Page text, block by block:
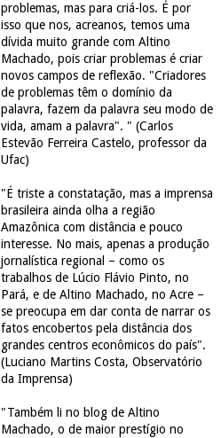
problemas, mas para criá-los. É por
isso que nos, acreanos, temos uma
dívida muito grande com Altino
Machado, pois criar problemas é criar
novos campos de reflexão. "Criadores
de problemas têm o domínio da
palavra, fazem da palavra seu modo de
vida, amam a palavra". " (Carlos
Estevão Ferreira Castelo, professor da
Ufac)
"É triste a constatação, mas a imprensa
brasileira ainda olha a região
Amazônica com distância e pouco
interesse. No mais, apenas a produção
jornalística regional – como os
trabalhos de Lúcio Flávio Pinto, no
Pará, e de Altino Machado, no Acre –
se preocupa em dar conta de narrar os
fatos encobertos pela distância dos
grandes centros econômicos do país".
(Luciano Martins Costa, Observatório
da Imprensa)
"Também li no blog de Altino
Machado, o de maior prestígio no